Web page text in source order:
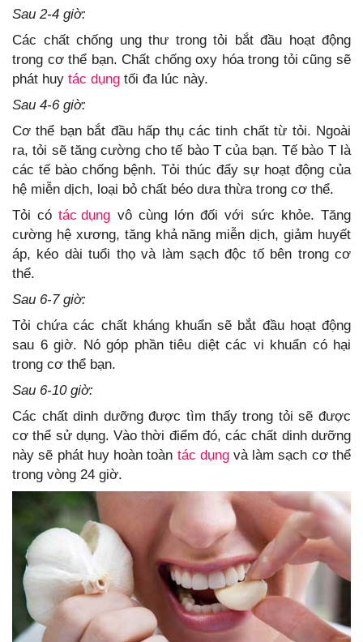
Sau 2-4 giờ:
Các chất chống ung thư trong tỏi bắt đầu hoạt động
trong cơ thể bạn. Chất chống oxy hóa trong tỏi cũng sẽ
phát huy tác dụng tối đa lúc này.
Sau 4-6 giờ:
Cơ thể bạn bắt đầu hấp thụ các tinh chất từ tỏi. Ngoài
ra, tỏi sẽ tăng cường cho tế bào T của bạn. Tế bào T là
các tế bào chống bệnh. Tỏi thúc đẩy sự hoạt động của
hệ miễn dịch, loại bỏ chất béo dưa thừa trong cơ thể.
Tỏi cótác dụng vô cùng lớn đối với sức khỏe. Tăng
cường hệ xương, tăng khả năng miễn dịch, giảm huyết
áp, kéo dài tuổi thọ và làm sạch độc tố bên trong cơ
thể.
Sau 6-7 giờ:
Tỏi chứa các chất kháng khuẩn sẽ bắt đầu hoạt động
sau 6 giờ. Nó góp phần tiêu diệt các vi khuẩn có hại
trong cơ thể bạn.
Sau 6-10 giờ:
Các chất dinh dưỡng được tìm thấy trong tỏi sẽ được
cơ thể sử dụng. Vào thời điểm đó, các chất dinh dưỡng
này sẽ phát huy hoàn toàn tác dụngvà làm sạch cơ thể
trong vòng 24 giờ.